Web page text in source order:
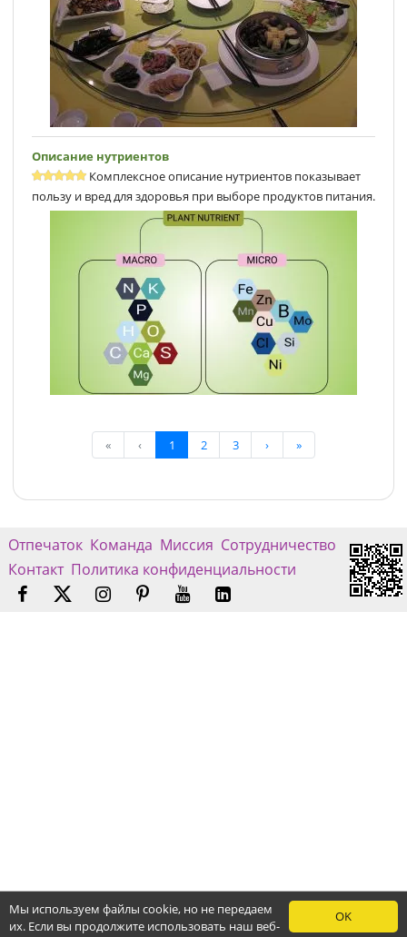
Описание нутриентов
Комплексное описание нутриентов показывает
пользу и вред для здоровья при выборе продуктов питания.
« ‹ 1 2 3 › »
Отпечаток Команда Миссия Сотрудничество
Контакт Политика конфиденциальности
OK
Мы используем файлы cookie, но не передаем
их. Если вы продолжите использовать наш веб-